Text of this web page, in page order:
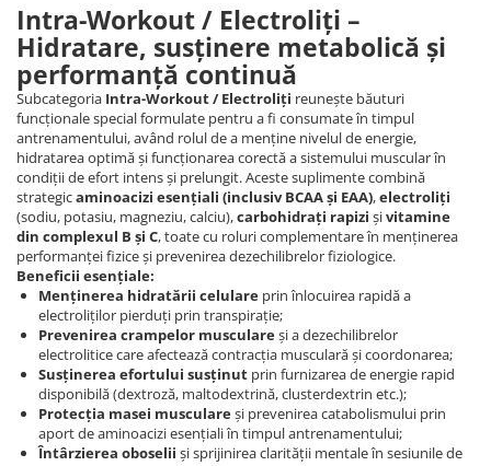
Intra-Workout / Electroliți –
Hidratare, susținere metabolică și
performanță continuă
Subcategoria Intra-Workout / Electroliți reunește băuturi
funcționale special formulate pentru a fi consumate în timpul
antrenamentului, având rolul de a menține nivelul de energie,
hidratarea optimă și funcționarea corectă a sistemului muscular în
condiții de efort intens și prelungit. Aceste suplimente combină
strategicaminoacizi esențiali (inclusiv BCAA și EAA),electroliți
(sodiu, potasiu, magneziu, calciu),carbohidrați rapizi șivitamine
din complexul B și C, toate cu roluri complementare în menținerea
performanței fizice și prevenirea dezechilibrelor fiziologice.
Beneficii esențiale:
Menținerea hidratării celulare prin înlocuirea rapidă a
electroliților pierduți prin transpirație;
Prevenirea crampelor musculareși a dezechilibrelor
electrolitice care afectează contracția musculară și coordonarea;
Susținerea efortului susținut prin furnizarea de energie rapid
disponibilă (dextroză, maltodextrină, clusterdextrin etc.);
Protecția masei musculareși prevenirea catabolismului prin
aport de aminoacizi esențiali în timpul antrenamentului;
Întârzierea oboselii și sprijinirea clarității mentale în sesiunile de